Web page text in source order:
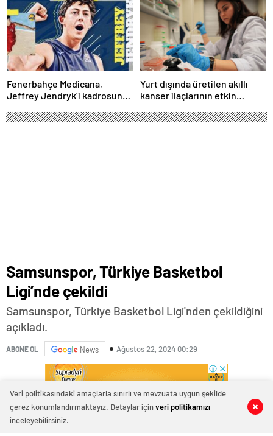
0 0
0 0
Fenerbahçe Medicana,
Jeffrey Jendryk’i kadrosuna
Yurt dışında üretilen akıllı
kanser ilaçlarının etkin
geliştirildi | Sağlık Haberleri
0 0
Trendyol Süper Lig ekiplerinden Samsunspor’un kulüp
Veri politikasındaki amaçlarla sınırlı ve mevzuata uygun şekilde
çerez konumlandırmaktayız. Detaylar içinveri politikamızı
inceleyebilirsiniz.